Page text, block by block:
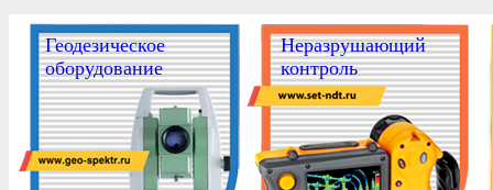
Геодезическое
оборудование
Неразрушающий
контроль